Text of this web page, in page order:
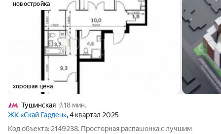
новостройка
хорошая цена
Тушинская
18 мин.
ЖК «Скай Гарден», 4 квартал 2025
Код объекта: 2149238. Просторная распашонка с лучшим